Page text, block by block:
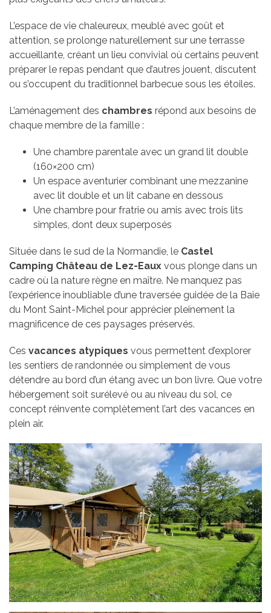
L’espace de vie chaleureux, meublé avec goût et
attention, se prolonge naturellement sur une terrasse
accueillante, créant un lieu convivial où certains peuvent
préparer le repas pendant que d’autres jouent, discutent
ou s’occupent du traditionnel barbecue sous les étoiles.
L’aménagement des chambres répond aux besoins de
chaque membre de la famille :
Une chambre parentale avec un grand lit double
(160×200 cm)
Un espace aventurier combinant une mezzanine
avec lit double et un lit cabane en dessous
Une chambre pour fratrie ou amis avec trois lits
simples, dont deux superposés
Située dans le sud de la Normandie, le Castel
Camping Château de Lez-Eaux vous plonge dans un
cadre où la nature règne en maître. Ne manquez pas
l’expérience inoubliable d’une traversée guidée de la Baie
du Mont Saint-Michel pour apprécier pleinement la
magnificence de ces paysages préservés.
Ces vacances atypiques vous permettent d’explorer
les sentiers de randonnée ou simplement de vous
détendre au bord d’un étang avec un bon livre. Que votre
hébergement soit surélevé ou au niveau du sol, ce
concept réinvente complètement l’art des vacances en
plein air.